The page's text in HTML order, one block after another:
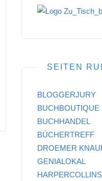
SEITEN
BLOGGERJURY
BUCHBOUTIQUE
BUCHHANDEL
BÜCHERTREFF
DROEMER
GENIALOKAL